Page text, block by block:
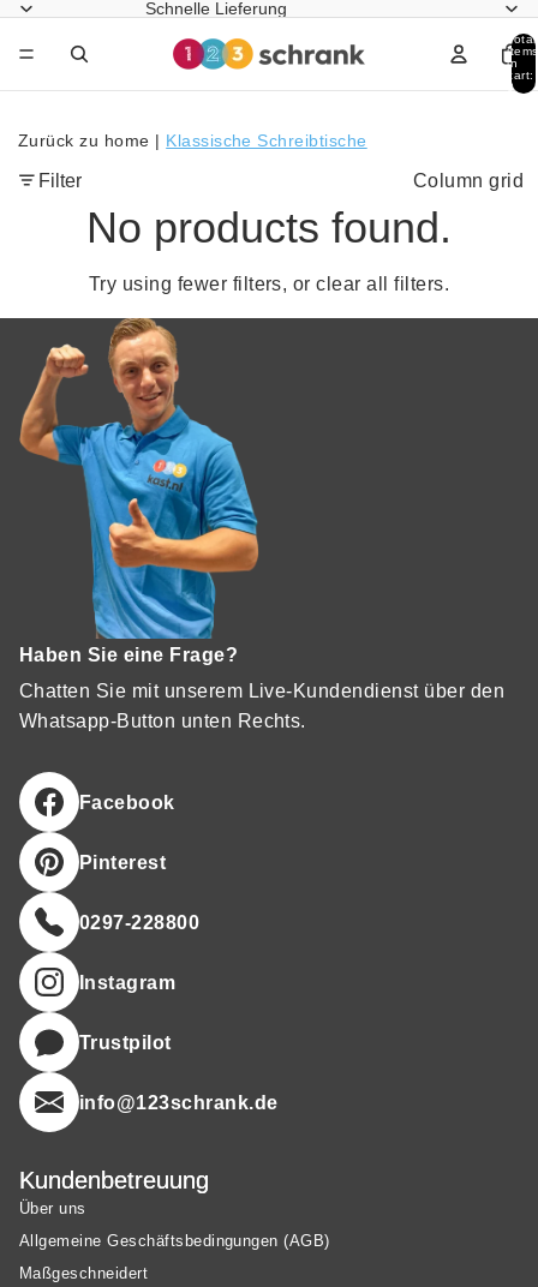
Schnelle Lieferung
Total
items
in
cart:
0
Zurück zu home | Klassische Schreibtische
Filter Column grid
No products found.
Try using fewer filters, orclear all filters.
Haben Sie eine Frage?
Chatten Sie mit unserem Live-Kundendienst über den
Whatsapp-Button unten Rechts.
Facebook
Pinterest
0297-228800
Instagram
Trustpilot
info@123schrank.de
Kundenbetreuung
Über uns
Allgemeine Geschäftsbedingungen (AGB)
Maßgeschneidert